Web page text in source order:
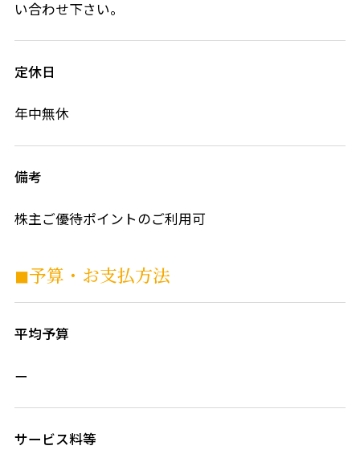
い合わせ下さい。
定休日
年中無休
備考
株主ご優待ポイントのご利用可
◼︎予算・お⽀払⽅法
平均予算
ー
サービス料等